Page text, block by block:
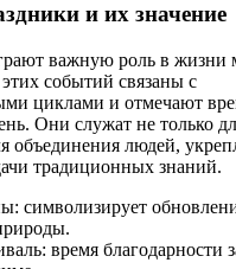
и их значение
важную роль в жизни
событий связаны с
циклами и отмечают
Они служат не только
объединения людей,
традиционных знаний.
символизирует
время благодарности